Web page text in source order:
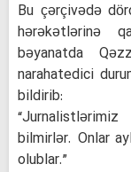
Bu çərçivədə
hərəkətlərinə
bəyanatda
narahatedici
bildirib:
bilmirlər. Onlar
olublar.”